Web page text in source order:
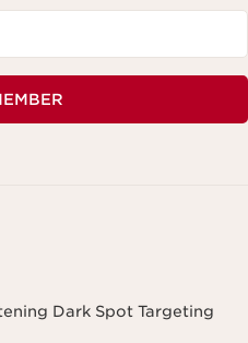
Dark Spot Targeting